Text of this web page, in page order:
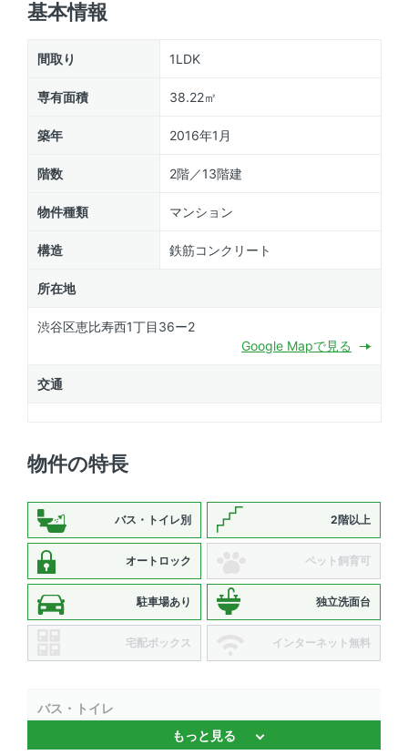
基本情報
間取り 1LDK
専有面積 38.22㎡
築年 2016年1月
階数 2階／13階建
物件種類 マンション
構造 鉄筋コンクリート
所在地
渋谷区恵比寿西1丁目36ー2
Google Mapで見る
交通
物件の特長
バス・トイレ別 2階以上
オートロック ペット飼育可
駐車場あり 独立洗面台
宅配ボックス インターネット無料
バス・トイレ
独立洗面台 、 温水洗浄便座 、 バストイレ別 、 浴室乾燥
もっと見る